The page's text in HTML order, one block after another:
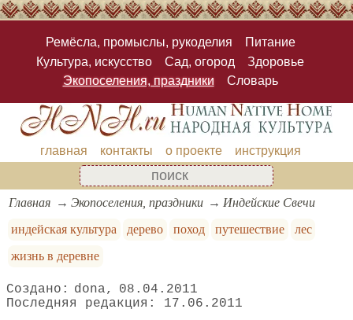
Ремёсла, промыслы, рукоделия
Питание
Культура, искусство
Сад, огород
Здоровье
Экопоселения, праздники
Словарь
главная контакты о проекте инструкция
Главная Экопоселения, праздники
Индейские Свечи
индейская культура
дерево поход путешествие
лес
жизнь в деревне
dona
08.04.2011
17.06.2011